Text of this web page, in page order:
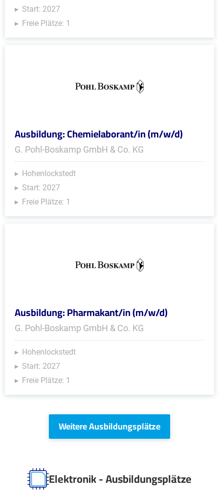
Start: 2027
Freie Plätze: 1
Ausbildung: Chemielaborant/in (m/w/d)
G. Pohl-Boskamp GmbH & Co. KG
Hohenlockstedt
Start: 2027
Freie Plätze: 1
Ausbildung: Pharmakant/in (m/w/d)
G. Pohl-Boskamp GmbH & Co. KG
Hohenlockstedt
Start: 2027
Freie Plätze: 1
Weitere Ausbildungsplätze
Elektronik - Ausbildungsplätze